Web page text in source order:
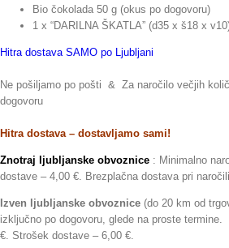
Bio čokolada 50 g (okus po dogovoru)
1 x “DARILNA ŠKATLA” (d35 x š18 x
Hitra dostava SAMO po Ljubljani
Ne pošiljamo po pošti & Za naročilo večjih
dogovoru
Hitra dostava – dostavljamo sami!
Znotraj ljubljanske obvoznice : Minimalno
dostave – 4,00 €. Brezplačna dostava pri
Izven ljubljanske obvoznice (do 20 km od
izključno po dogovoru, glede na proste
€. Strošek dostave – 6,00 €.